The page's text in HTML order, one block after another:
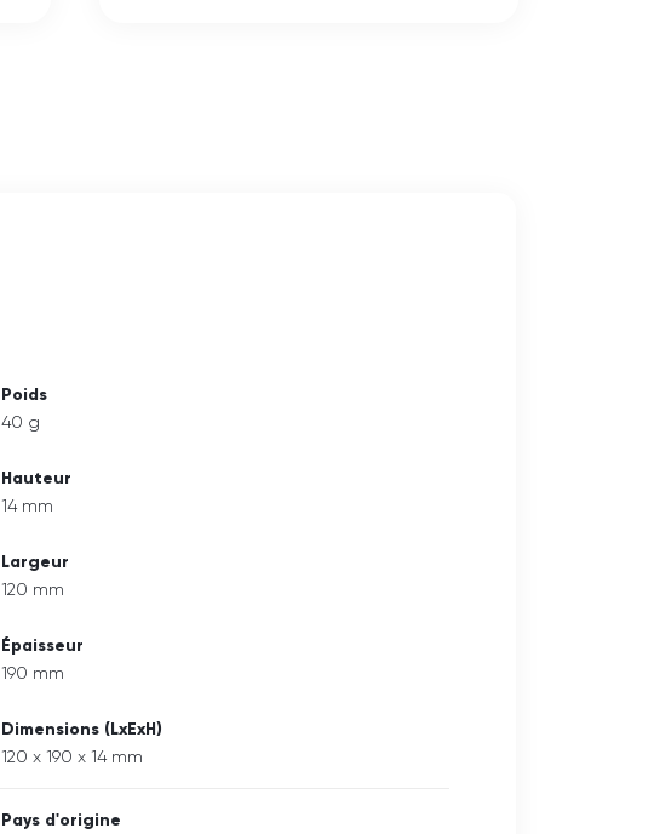
Poids
40 g
Hauteur
14 mm
Largeur
120 mm
Épaisseur
190 mm
Dimensions (LxExH)
120 x 190 x 14 mm
Pays d'origine